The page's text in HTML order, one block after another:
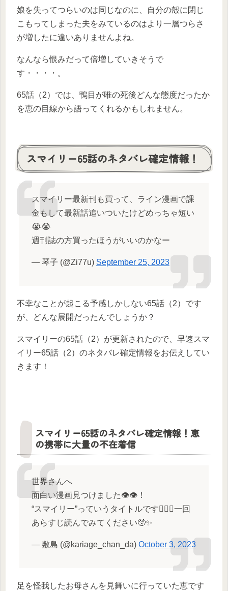
娘を失ってつらいのは同じなのに、自分の殻に閉じ
こもってしまった夫をみているのはより一層つらさ
が増したに違いありませんよね。
なんなら恨みだって倍増していきそうで
す・・・・。
65話（2）では、鴨目が唯の死後どんな態度だったか
を恵の目線から語ってくれるかもしれません。
スマイリー65話のネタバレ確定情報！
スマイリー最新刊も買って、ライン漫画で課
金もして最新話追いついたけどめっちゃ短い
😭😭
週刊誌の方買ったほうがいいのかなー
— 琴子 (@Zi77u) September 25, 2023
不幸なことが起こる予感しかしない65話（2）です
が、どんな展開だったんでしょうか？
スマイリーの65話（2）が更新されたので、早速スマ
イリー65話（2）のネタバレ確定情報をお伝えしてい
きます！
スマイリー65話のネタバレ確定情報！恵
の携帯に大量の不在着信
世界さんへ
面白い漫画見つけました👁👁！
“スマイリー”っていうタイトルです🙋🏻‍♀️一回
あらすじ読んでみてください🥺✨
— 敷島 (@kariage_chan_da) October 3, 2023
足を怪我したお母さんを見舞いに行っていた恵です